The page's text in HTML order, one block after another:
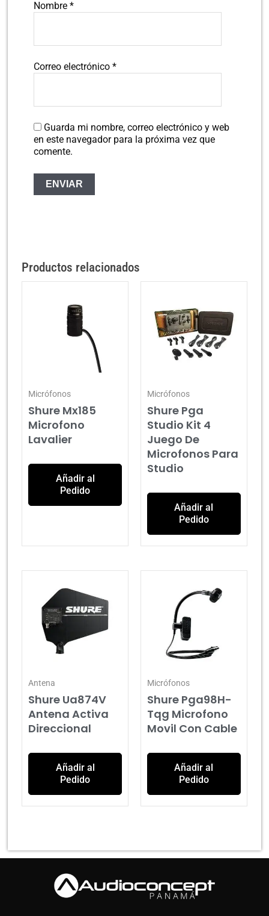
Nombre*
Correo electrónico*
Guarda mi nombre, correo electrónico y web
en este navegador para la próxima vez que
comente.
Productos relacionados
Micrófonos
Shure Mx185
Microfono
Lavalier
Añadir al
Pedido
Micrófonos
Shure Pga
Studio Kit 4
Juego De
Microfonos Para
Studio
Añadir al
Pedido
Antena
Shure Ua874V
Antena Activa
Direccional
Añadir al
Pedido
Micrófonos
Shure Pga98H-
Tqg Microfono
Movil Con Cable
Añadir al
Pedido